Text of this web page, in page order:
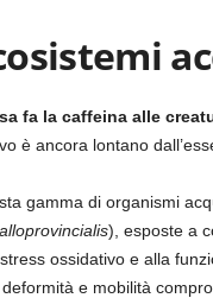
fa la caffeina alle
è ancora lontano
gamma di organismi
), esposte a
ossidativo e alla
e mobilità